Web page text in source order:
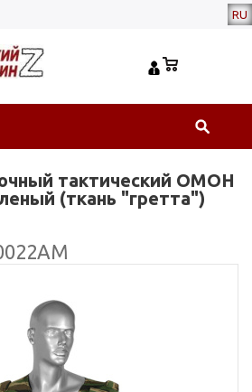
RU
тактический ОМОН
(ткань "гретта")